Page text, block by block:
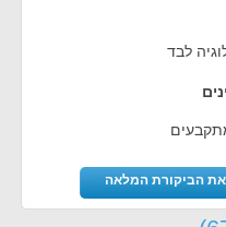
לבד
הביקורת המלאה